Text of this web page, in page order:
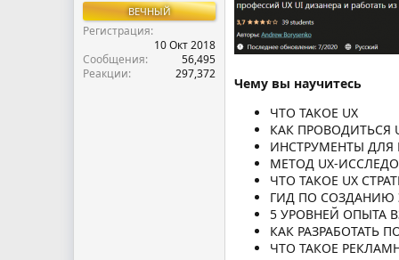
ВЕЧНЫЙ
Регистрация
10 Окт 2018
Сообщения
56,495
Реакции
297,372
Чему вы научитесь
ЧТО ТАКОЕ UX
КАК ПРОВОДИТЬСЯ
ИНСТРУМЕНТЫ ДЛЯ
МЕТОД UX-
ЧТО ТАКОЕ UX
ГИД ПО СОЗДАНИЮ
5 УРОВНЕЙ ОПЫТА
КАК РАЗРАБОТАТЬ
ЧТО ТАКОЕ